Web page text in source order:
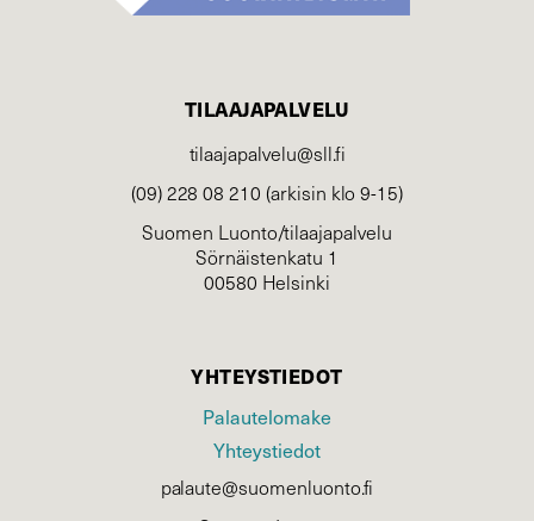
TILAAJAPALVELU
tilaajapalvelu@sll.fi
(09) 228 08 210 (arkisin klo 9-15)
Suomen Luonto/tilaajapalvelu
Sörnäistenkatu 1
00580 Helsinki
YHTEYSTIEDOT
Palautelomake
Yhteystiedot
palaute@suomenluonto.fi